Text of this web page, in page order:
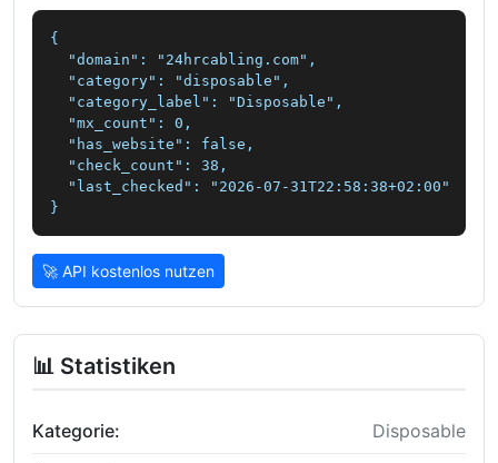
{
  "domain": "24hrcabling.com",
  "category": "disposable",
  "category_label": "Disposable",
  "mx_count": 0,
  "has_website": false,
  "check_count": 38,
  "last_checked": "2026-07-31T22:58:38+02:00"
}
🚀 API kostenlos nutzen
📊 Statistiken
Kategorie: Disposable